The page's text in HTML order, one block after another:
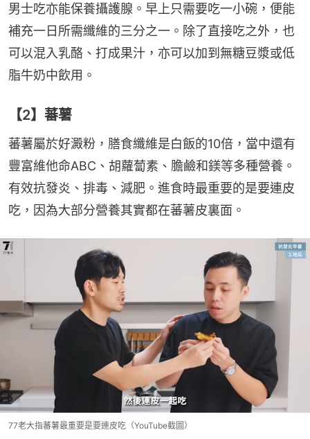
男士吃亦能保養攝護腺。早上只需要吃一小碗，便能
補充一日所需纖維的三分之一。除了直接吃之外，也
可以混入乳酪、打成果汁，亦可以加到無糖豆漿或低
脂牛奶中飲用。
【2】蕃薯
蕃薯屬於好澱粉，膳食纖維是白飯的10倍，當中還有
豐富維他命ABC、胡蘿蔔素、膽鹼和鎂等多種營養。
有效抗發炎、排毒、減肥。進食時最重要的是要連皮
吃，因為大部分營養其實都在蕃薯皮裏面。
77老大指蕃薯最重要是要連皮吃（YouTube截圖）